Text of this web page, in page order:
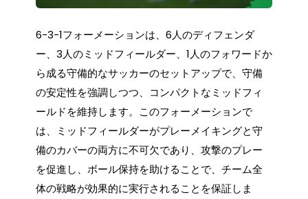
6-3-1フォーメーションは、6人のディフェンダ
ー、3人のミッドフィールダー、1人のフォワードか
ら成る守備的なサッカーのセットアップで、守備
の安定性を強調しつつ、コンパクトなミッドフィ
ールドを維持します。このフォーメーションで
は、ミッドフィールダーがプレーメイキングと守
備のカバーの両方に不可欠であり、攻撃のプレー
を促進し、ボール保持を助けることで、チーム全
体の戦略が効果的に実行されることを保証しま